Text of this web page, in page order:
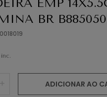
EMP
BR B885050
ADICIONAR AO